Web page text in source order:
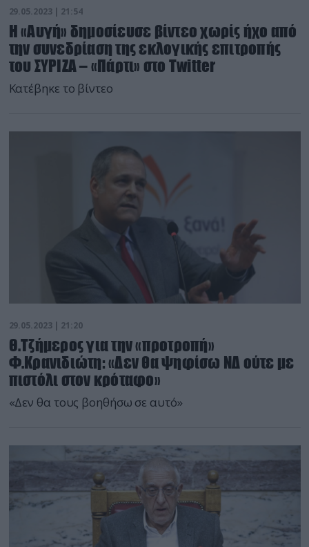
29.05.2023 | 21:54
Η «Αυγή» δημοσίευσε βίντεο χωρίς ήχο από
την συνεδρίαση της εκλογικής επιτροπής
του ΣΥΡΙΖΑ – «Πάρτι» στο Twitter
Κατέβηκε το βίντεο
29.05.2023 | 21:20
Θ.Τζήμερος για την «προτροπή»
Φ.Κρανιδιώτη: «Δεν θα ψηφίσω ΝΔ ούτε με
πιστόλι στον κρόταφο»
«Δεν θα τους βοηθήσω σε αυτό»